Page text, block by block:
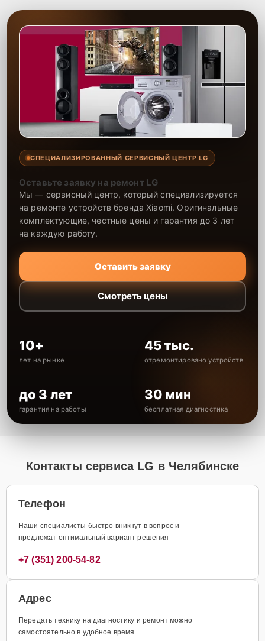
СПЕЦИАЛИЗИРОВАННЫЙ СЕРВИСНЫЙ ЦЕНТР LG
Оставьте заявку на ремонт LG
Мы — сервисный центр, который специализируется
на ремонте устройств бренда Xiaomi. Оригинальные
комплектующие, честные цены и гарантия до 3 лет
на каждую работу.
Оставить заявку
Смотреть цены
10+
лет на рынке
45 тыс.
отремонтировано устройств
до 3 лет
гарантия на работы
30 мин
бесплатная диагностика
Контакты сервиса LG в Челябинске
Телефон
Наши специалисты быстро вникнут в вопрос и
предложат оптимальный вариант решения
+7 (351) 200-54-82
Адрес
Передать технику на диагностику и ремонт можно
самостоятельно в удобное время